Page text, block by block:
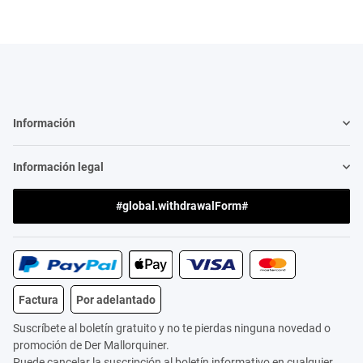
Información
Información legal
#global.withdrawalForm#
Factura Por adelantado
Suscríbete al boletín gratuito y no te pierdas ninguna novedad o
promoción de Der Mallorquiner.